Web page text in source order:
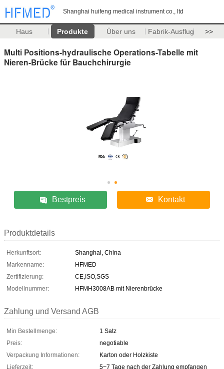
Shanghai huifeng medical instrument co., ltd
Haus Produkte Über uns Fabrik-Ausflug >>
Multi Positions-hydraulische Operations-Tabelle mit
Nieren-Brücke für Bauchchirurgie
Bestpreis Kontakt
Produktdetails
Herkunftsort:
Shanghai, China
Markenname:
HFMED
Zertifizierung:
CE,ISO,SGS
Modellnummer:
HFMH3008AB mit Nierenbrücke
Zahlung und Versand AGB
Min Bestellmenge:
1 Satz
Preis:
negotiable
Verpackung Informationen:
Karton oder Holzkiste
Lieferzeit:
5~7 Tage nach der Zahlung empfangen